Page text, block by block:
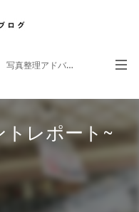
写真整理アドバイザー
スマホアプリ
レポート~